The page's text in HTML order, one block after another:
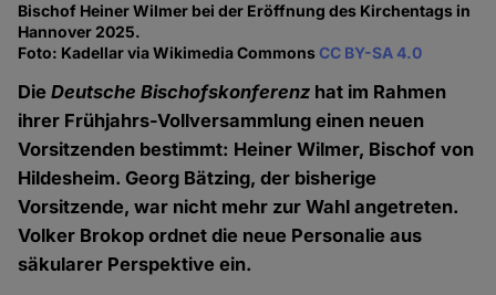
Bischof Heiner Wilmer bei der Eröffnung des Kirchentags in
Hannover 2025.
Foto: Kadellar via Wikimedia CommonsCC BY-SA 4.0
Die Deutsche Bischofskonferenz hat im Rahmen
ihrer Frühjahrs-Vollversammlung einen neuen
Vorsitzenden bestimmt: Heiner Wilmer, Bischof von
Hildesheim. Georg Bätzing, der bisherige
Vorsitzende, war nicht mehr zur Wahl angetreten.
Volker Brokop ordnet die neue Personalie aus
säkularer Perspektive ein.